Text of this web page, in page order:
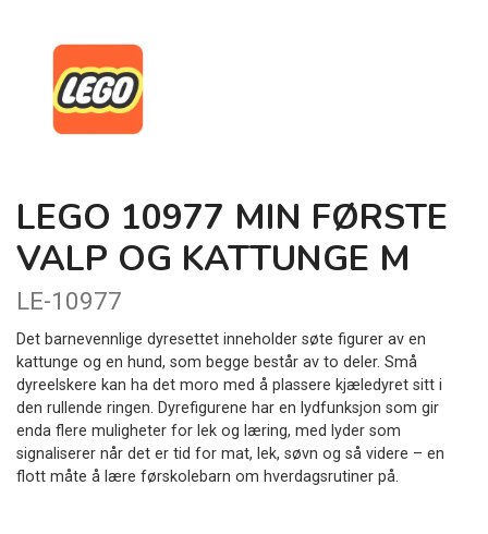
LEGO 10977 MIN FØRSTE
VALP OG KATTUNGE M
LE-10977
Det barnevennlige dyresettet inneholder søte figurer av en
kattunge og en hund, som begge består av to deler. Små
dyreelskere kan ha det moro med å plassere kjæledyret sitt i
den rullende ringen. Dyrefigurene har en lydfunksjon som gir
enda flere muligheter for lek og læring, med lyder som
signaliserer når det er tid for mat, lek, søvn og så videre – en
flott måte å lære førskolebarn om hverdagsrutiner på.